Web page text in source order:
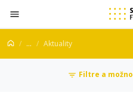
Prejsť na obsah
... Aktuality
Filtre a